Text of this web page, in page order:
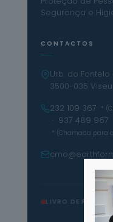
Segurança e
CONTACTOS
Urb. do Fontelo
3500-035 Viseu
232 109 367
*
· 937 489 967
* (Chamada para
LIVRO DE